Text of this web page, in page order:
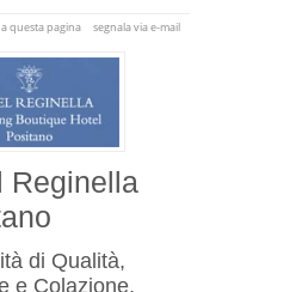
questa pagina segnala via e-mail
Reginella
di Qualità,
e Colazione,